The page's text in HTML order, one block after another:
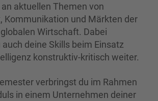
aktuellen Themen von
Kommunikation und Märkten der
Wirtschaft. Dabei
deine Skills beim Einsatz
konstruktiv-kritisch weiter.
verbringst du im Rahmen
in einem Unternehmen deiner